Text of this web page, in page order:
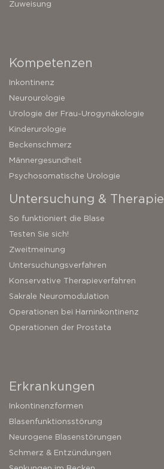
Zuweisung
Kompetenzen
Inkontinenz
Neurourologie
Urologie der Frau-Urogynäkologie
Kinderurologie
Beckenschmerz
Männergesundheit
Psychosomatische Urologie
Untersuchung & Therapie
So funktioniert die Blase
Testen Sie sich!
Zweitmeinung
Untersuchungsverfahren
Konservative Therapieverfahren
Sakrale Neuromodulation
Operationen bei Harninkontinenz
Operationen der Prostata
Erkrankungen
Inkontinenzformen
Blasenfunktionsstörung
Neurogene Blasenstörungen
Schmerz & Entzündungen